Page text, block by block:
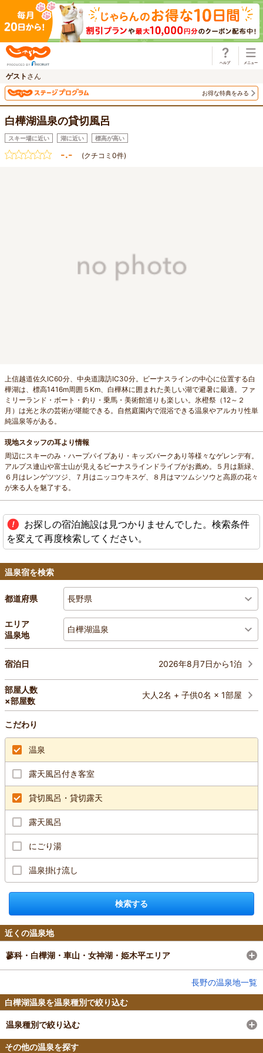
ゲスト さん
お得な特典をみる
白樺湖温泉の貸切風呂
スキー場に近い 湖に近い 標高が高い
-.- (クチコミ0件)
上信越道佐久IC60分、中央道諏訪IC30分。ビーナスラインの中心に位置する白
樺湖は、標高1416m周囲５Km、白樺林に囲まれた美しい湖で避暑に最適。ファ
ミリーランド・ボート・釣り・乗馬・美術館巡りも楽しい。氷橙祭（12～２
月）は光と氷の芸術が堪能できる。自然庭園内で混浴できる温泉やアルカリ性単
純温泉等がある。
現地スタッフの耳より情報
周辺にスキーのみ・ハープパイプあり・キッズパークあり等様々なゲレンデ有。
アルプス連山や富士山が見えるビーナスラインドライブがお薦め。５月は新緑、
６月はレンゲツツジ、７月はニッコウキスゲ、８月はマツムシソウと高原の花々
が来る人を魅了する。
お探しの宿泊施設は見つかりませんでした。検索条件
を変えて再度検索してください。
温泉宿を検索
都道府県 長野県
エリア
温泉地
白樺湖温泉
宿泊日 2026年8月7日から1泊
部屋人数
×部屋数
大人2名 + 子供0名 × 1部屋
こだわり
温泉
露天風呂付き客室
貸切風呂・貸切露天
露天風呂
にごり湯
温泉掛け流し
検索する
近くの温泉地
蓼科・白樺湖・車山・女神湖・姫木平エリア
長野の温泉地一覧
白樺湖温泉を温泉種別で絞り込む
温泉種別で絞り込む
その他の温泉を探す